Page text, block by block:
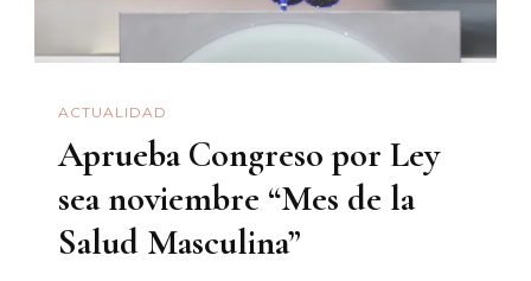
‘prese’
ACTUALIDAD
Aprueba Congreso por Ley
sea noviembre “Mes de la
Salud Masculina”